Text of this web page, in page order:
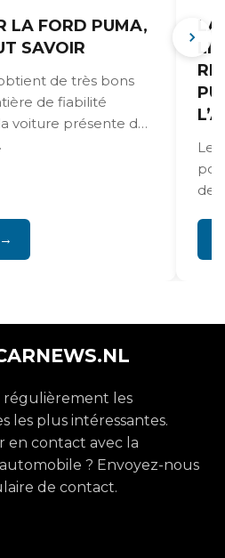
LA FORD PUMA,
SAVOIR
de très bons
de fiabilité
voiture présente des
LA
Le
de
régulièrement les
les plus intéressantes.
en contact avec la
? Envoyez-nous
de contact.